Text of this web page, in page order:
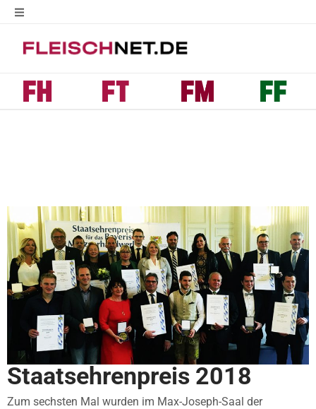
Staatsehrenpreis 2018
Zum sechsten Mal wurden im Max-Joseph-Saal der